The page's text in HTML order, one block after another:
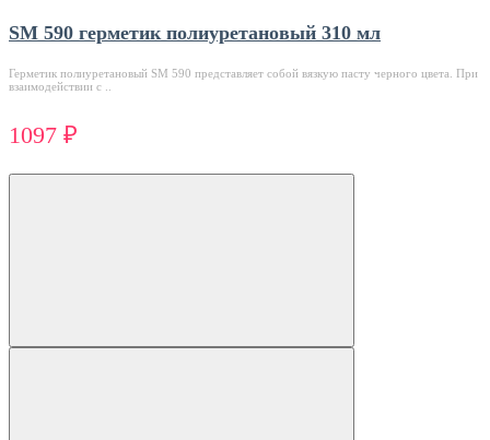
SM 590 герметик полиуретановый 310 мл
Герметик полиуретановый SM 590 представляет собой вязкую пасту черного цвета. При
взаимодействии с ..
1097 ₽